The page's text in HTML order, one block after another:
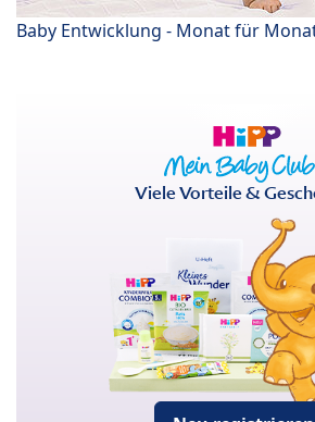
Baby Entwicklung - Monat für
Viele Vorteile &